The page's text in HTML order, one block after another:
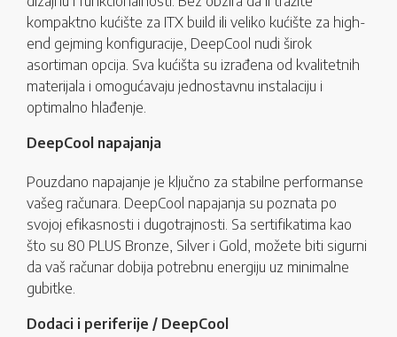
kompaktno kućište za ITX build ili veliko kućište za high-
end gejming konfiguracije, DeepCool nudi širok
asortiman opcija. Sva kućišta su izrađena od kvalitetnih
materijala i omogućavaju jednostavnu instalaciju i
optimalno hlađenje.
DeepCool napajanja
Pouzdano napajanje je ključno za stabilne performanse
vašeg računara. DeepCool napajanja su poznata po
svojoj efikasnosti i dugotrajnosti. Sa sertifikatima kao
što su 80 PLUS Bronze, Silver i Gold, možete biti sigurni
da vaš računar dobija potrebnu energiju uz minimalne
gubitke.
Dodaci i periferije / DeepCool